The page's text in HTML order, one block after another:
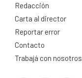
Redacción
Carta al director
Reportar error
Contacto
Trabajá con nosotros